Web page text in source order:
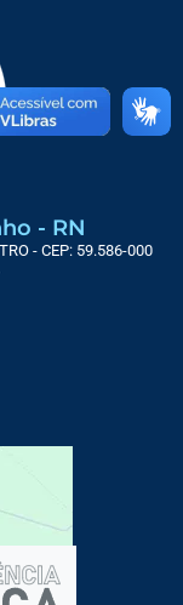
- RN
- CEP: 59.586-000